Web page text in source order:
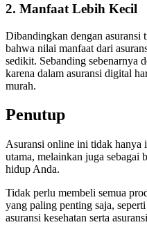
2. Manfaat Lebih Kecil
Dibandingkan dengan asuransi
bahwa nilai manfaat dari
sedikit. Sebanding sebenarnya
karena dalam asuransi digital
murah.
Penutup
Asuransi online ini tidak hanya
utama, melainkan juga sebagai
hidup Anda.
Tidak perlu membeli semua
yang paling penting saja,
asuransi kesehatan serta